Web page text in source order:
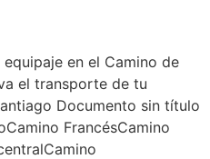
en el Camino de
el transporte de tu
Documento sin título
FrancésCamino